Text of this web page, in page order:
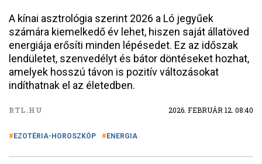
A kínai asztrológia szerint 2026 a Ló jegyűek
számára kiemelkedő év lehet, hiszen saját állatöved
energiája erősíti minden lépésedet. Ez az időszak
lendületet, szenvedélyt és bátor döntéseket hozhat,
amelyek hosszú távon is pozitív változásokat
indíthatnak el az életedben.
RTL.HU 2026. FEBRUÁR 12. 08:40
EZOTÉRIA-HOROSZKÓP ENERGIA